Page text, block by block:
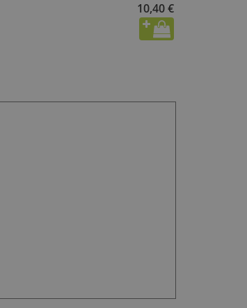
10,40 €